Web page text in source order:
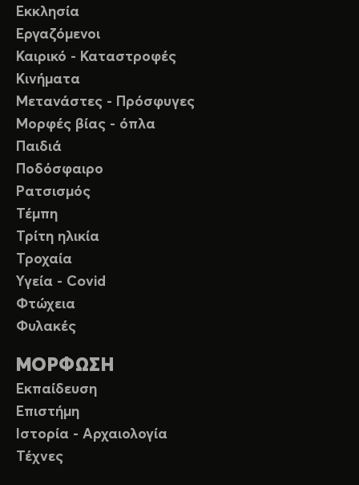
Εκκλησία
Εργαζόμενοι
Καιρικό - Καταστροφές
Κινήματα
Μετανάστες - Πρόσφυγες
Μορφές βίας - όπλα
Παιδιά
Ποδόσφαιρο
Ρατσισμός
Τέμπη
Τρίτη ηλικία
Τροχαία
Υγεία - Covid
Φτώχεια
Φυλακές
ΜΟΡΦΩΣΗ
Εκπαίδευση
Επιστήμη
Ιστορία - Αρχαιολογία
Τέχνες